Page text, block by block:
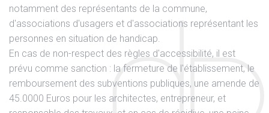
notamment des représentants de la commune,
d'associations d'usagers et d'associations représentant les
personnes en situation de handicap.
En cas de non-respect des règles d'accessibilité, il est
prévu comme sanction : la fermeture de l'établissement, le
remboursement des subventions publiques, une amende de
45.0000 Euros pour les architectes, entrepreneur, et